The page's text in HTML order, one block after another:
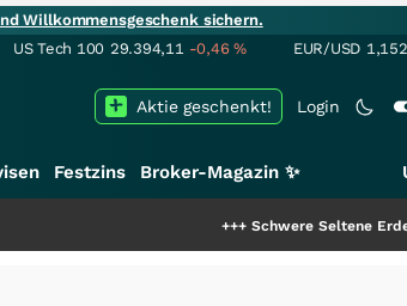
Willkommensgeschenk sichern.
US Tech 100 29.394,11 -0,46% EUR/USD
Login
Aktie geschenkt!
Festzins Broker-Magazin ✨
Schwere Seltene Erden: